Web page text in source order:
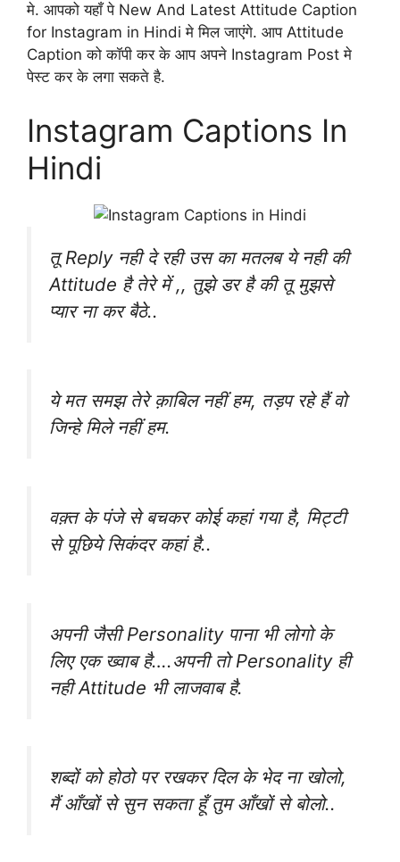
मे. आपको यहाँ पे New And Latest Attitude Caption
for Instagram in Hindi मे मिल जाएंगे. आप Attitude
Caption को कॉपी कर के आप अपने Instagram Post मे
पेस्ट कर के लगा सकते है.
Instagram Captions In
Hindi
तू ‪Reply‬ नही दे रही उस का मतलब ये नही की
‪Attitude‬ है तेरे में ,, तुझे डर है की तू मुझसे
प्यार ना कर बैठे..
ये मत समझ तेरे क़ाबिल नहीं हम, तड़प रहे हैं वो
जिन्हे मिले नहीं हम.
वक़्त के पंजे से बचकर कोई कहां गया है, मिट्टी
से पूछिये सिकंदर कहां है..
अपनी जैसी Personality पाना भी लोगो के
लिए एक‌ ख्वाब है….अपनी तो Personality ही
नही Attitude भी लाजवाब है.
शब्दों को होठो पर रखकर दिल के भेद ना खोलो,
मैं आँखों से सुन सकता हूँ तुम आँखों से बोलो..